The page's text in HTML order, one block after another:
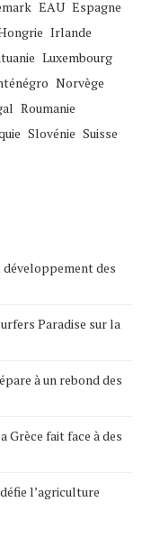
EAU Espagne
Irlande
Luxembourg
Norvège
Roumanie
Slovénie Suisse
des
Paradise sur la
à un rebond des
Grèce fait face à des
l’agriculture